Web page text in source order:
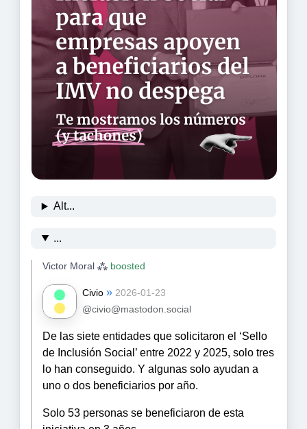
Alt...
...
Victor Moral ⁂boosted
Civio » 2026-01-23
@civio@mastodon.social
De las siete entidades que solicitaron el ‘Sello
de Inclusión Social’ entre 2022 y 2025, solo tres
lo han conseguido. Y algunas solo ayudan a
uno o dos beneficiarios por año.
Solo 53 personas se beneficiaron de esta